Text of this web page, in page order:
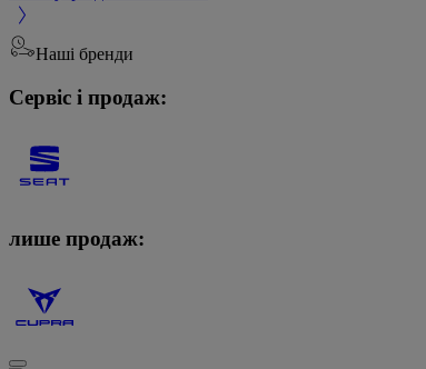
Наші бренди
Сервіс і продаж:
лише продаж: